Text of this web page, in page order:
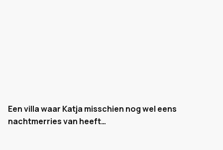
Een villa waar Katja misschien nog wel eens
nachtmerries van heeft…